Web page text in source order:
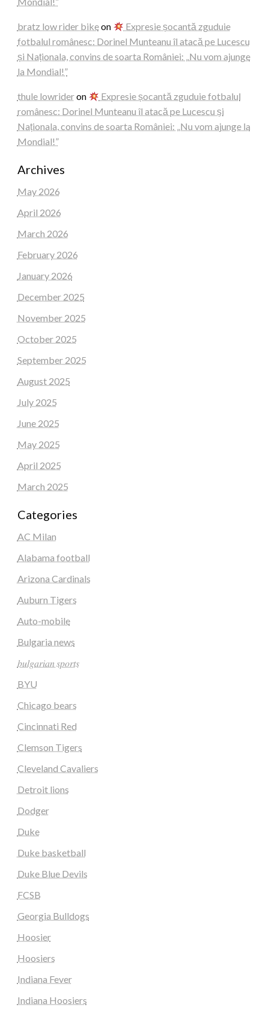
bratz low rider bikeon
Expresie șocantă zguduie
fotbalul românesc: Dorinel Munteanu îl atacă pe Lucescu
și Naționala, convins de soarta României: „Nu vom ajunge
la Mondial!”
thule lowrideron
Expresie șocantă zguduie fotbalul
românesc: Dorinel Munteanu îl atacă pe Lucescu și
Naționala, convins de soarta României: „Nu vom ajunge la
Mondial!”
Archives
May 2026
April 2026
March 2026
February 2026
January 2026
December 2025
November 2025
October 2025
September 2025
August 2025
July 2025
June 2025
May 2025
April 2025
March 2025
Categories
AC Milan
Alabama football
Arizona Cardinals
Auburn Tigers
Auto-mobile
Bulgaria news
𝑏𝑢𝑙𝑔𝑎𝑟𝑖𝑎𝑛 𝑠𝑝𝑜𝑟𝑡𝑠
BYU
Chicago bears
Cincinnati Red
Clemson Tigers
Cleveland Cavaliers
Detroit lions
Dodger
Duke
Duke basketball
Duke Blue Devils
FCSB
Georgia Bulldogs
Hoosier
Hoosiers
Indiana Fever
Indiana Hoosiers